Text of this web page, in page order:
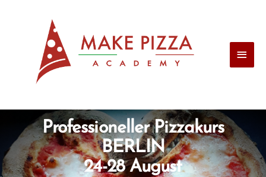
Professioneller Pizzakurs
BERLIN
24-28 August